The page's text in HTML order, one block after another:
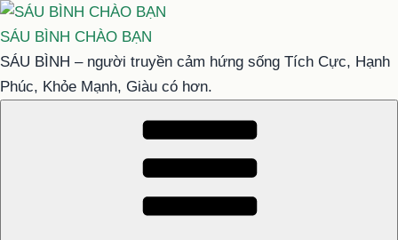
Chuyển
đến
phần
nội
SÁU BÌNH CHÀO BẠN
SÁU BÌNH – người truyền cảm hứng sống Tích Cực, Hạnh
Phúc, Khỏe Mạnh, Giàu có hơn.